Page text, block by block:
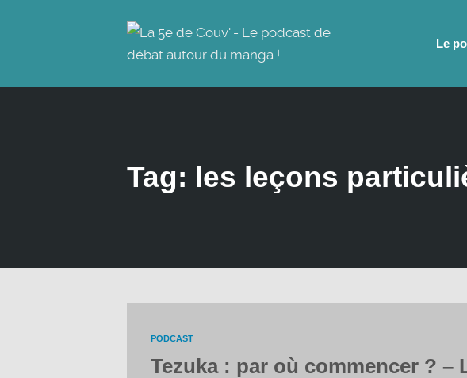
Le
Tag: les leçons
PODCAST
Tezuka : par où commencer ? –